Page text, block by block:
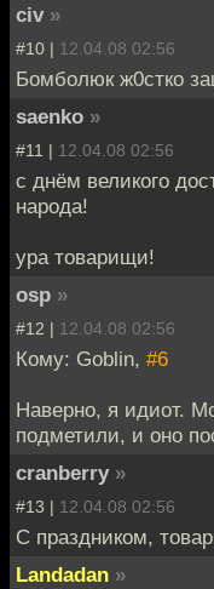
civ »
#10 | 12.04.08 02:56
Бомболюк ж0стко
saenko »
#11 | 12.04.08 02:56
с днём великого
народа!
ура товарищи!
osp »
#12 | 12.04.08 02:56
Кому: Goblin, #6
Наверно, я идиот.
подметили, и оно
cranberry »
#13 | 12.04.08 02:56
С праздником,
Landadan »